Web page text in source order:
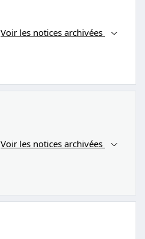
Voir les notices archivées
Voir les notices archivées